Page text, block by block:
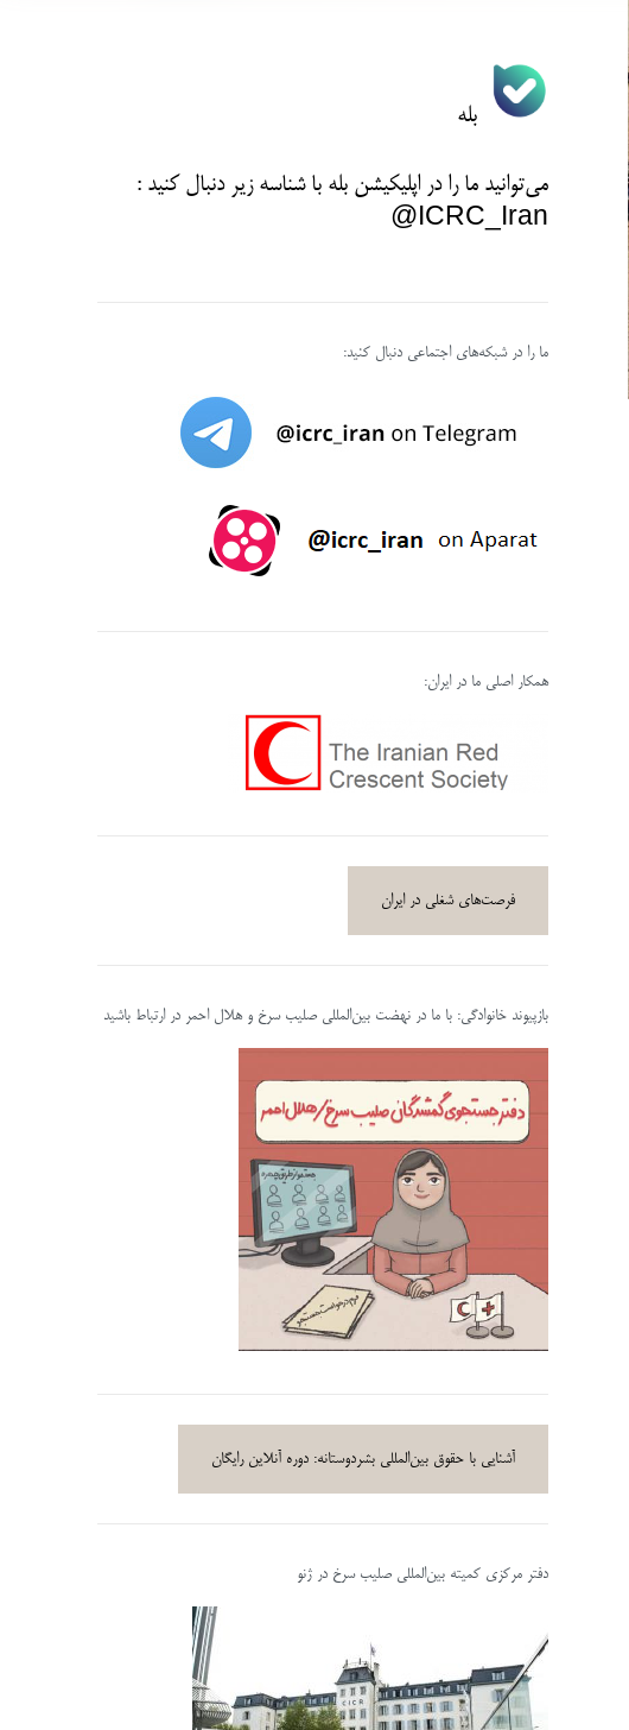
بله
می‌توانید ما را در اپلیکیشن بله با شناسه زیردنبال کنید :
ICRC_Iran@
ما را در شبکه‌های اجتماعی دنبال کنید:
همکار اصلی ما در ایران:
فرصت‌های شغلی در ایران
بازپیوند خانوادگی: با ما در نهضت بین‌المللی صلیب سرخ و هلال احمر در ارتباط باشید
آشنایی با حقوق بین‌المللی بشردوستانه: دوره آنلاین رایگان
دفتر مرکزی کمیته بین‌المللی صلیب سرخ در ژنو